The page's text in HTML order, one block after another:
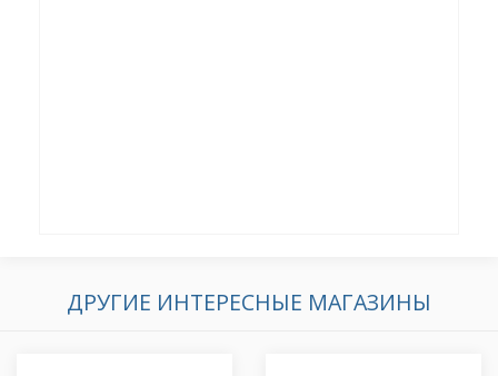
ДРУГИЕ ИНТЕРЕСНЫЕ МАГАЗИНЫ